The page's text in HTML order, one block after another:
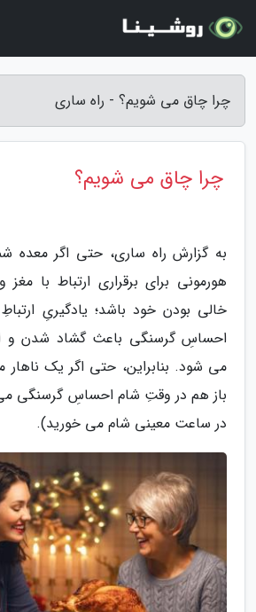
چرا چاق می شویم؟ - راه ساری
چرا چاق می شویم؟
به گزارش راه ساری، حتی اگر معده
هورمونی برای برقراری ارتباط با
خالی بودن خود باشد؛ یادگیریِ
احساسِ گرسنگی باعث گشاد شدن و
می شود. بنابراین، حتی اگر یک ناهار
باز هم در وقتِ شام احساسِ گرسنگی
در ساعت معینی شام می خورید).